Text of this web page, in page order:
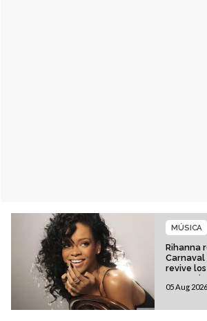
Rihanna
Carnaval
revive
MÚSICA
05 Aug 2026